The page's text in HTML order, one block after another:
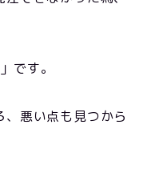
です。
悪い点も見つから